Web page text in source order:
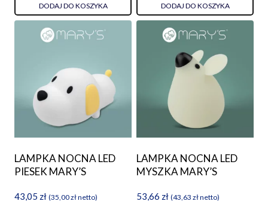
DODAJ DO KOSZYKA DODAJ DO KOSZYKA
LAMPKA NOCNA LED
PIESEK MARY’S
43,05 zł (35,00złnetto)
LAMPKA NOCNA LED
MYSZKA MARY’S
53,66 zł (43,63 złnetto)